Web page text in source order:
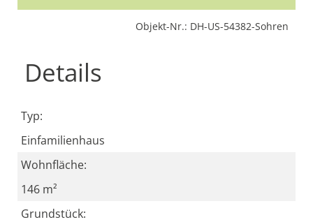
Objekt-Nr.: DH-US-54382-Sohren
Details
Typ:
Einfamilienhaus
Wohnfläche:
146 m²
Grundstück: